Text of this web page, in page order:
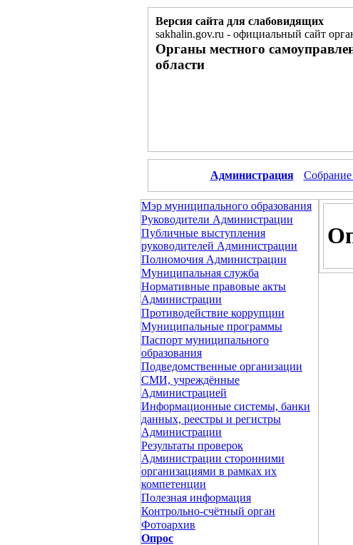
Версия сайта для слабовидящих
sakhalin.gov.ru - официальный сайт
Органы местного
области
Администрация Собрание
Мэр муниципального образования
Руководители Администрации
Публичные выступления
руководителей Администрации
Полномочия Администрации
Муниципальная служба
Нормативные правовые акты
Администрации
Противодействие коррупции
Муниципальные программы
Паспорт муниципального
образования
Подведомственные организации
СМИ, учреждённые
Администрацией
Информационные системы, банки
данных, реестры и регистры
Администрации
Результаты проверок
Администрации сторонними
организациями в рамках их
компетенции
Полезная информация
Контрольно-счётный орган
Фотоархив
Опрос